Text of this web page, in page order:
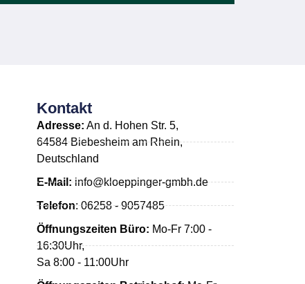
Kontakt
Adresse: An d. Hohen Str. 5,
64584 Biebesheim am Rhein,
Deutschland
E-Mail:info@kloeppinger-gmbh.de
Telefon: 06258 - 9057485
Öffnungszeiten Büro: Mo-Fr 7:00 -
16:30Uhr,
Sa 8:00 - 11:00Uhr